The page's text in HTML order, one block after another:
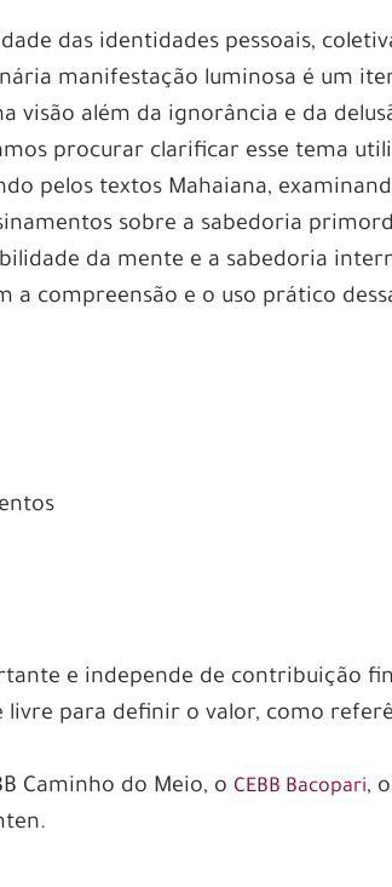
das identidades pessoais,
manifestação luminosa é um
visão além da ignorância e da
procurar clarificar esse tema
pelos textos Mahaiana,
sobre a sabedoria
da mente e a sabedoria
a compreensão e o uso prático
e independe de contribuição
livre para definir o valor, como
Caminho do Meio, o CEBB Bacopari,